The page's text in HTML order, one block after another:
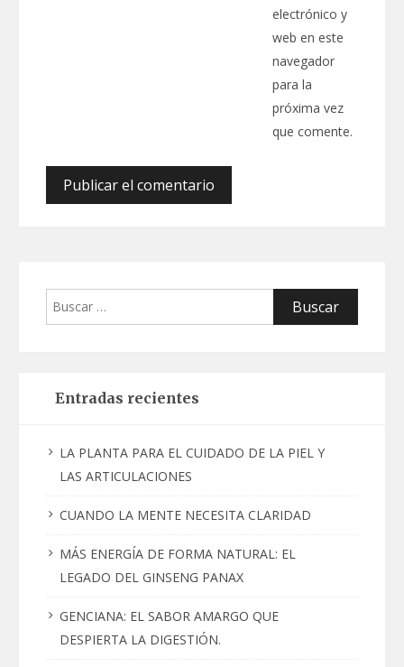
electrónico y
web en este
navegador
para la
próxima vez
que comente.
Buscar:
Entradas recientes
LA PLANTA PARA EL CUIDADO DE LA PIEL Y
LAS ARTICULACIONES
CUANDO LA MENTE NECESITA CLARIDAD
MÁS ENERGÍA DE FORMA NATURAL: EL
LEGADO DEL GINSENG PANAX
GENCIANA: EL SABOR AMARGO QUE
DESPIERTA LA DIGESTIÓN.